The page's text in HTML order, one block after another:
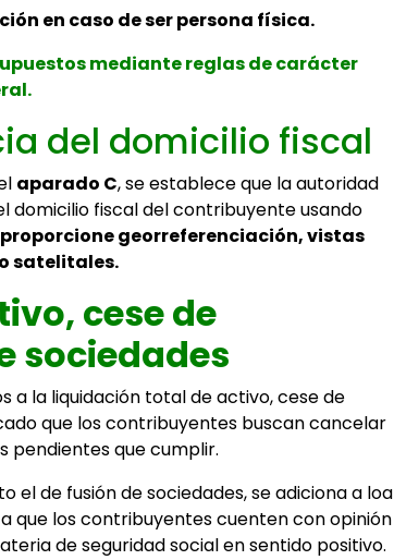
en caso de ser persona física.
mediante reglas de carácter
del domicilio fiscal
aparado C, se establece que la autoridad
domicilio fiscal del contribuyente usando
georreferenciación, vistas
satelitales.
cese de
sociedades
a la liquidación total de activo, cese de
que los contribuyentes buscan cancelar
pendientes que cumplir.
el de fusión de sociedades, se adiciona a loa
que los contribuyentes cuenten con opinión
de seguridad social en sentido positivo.